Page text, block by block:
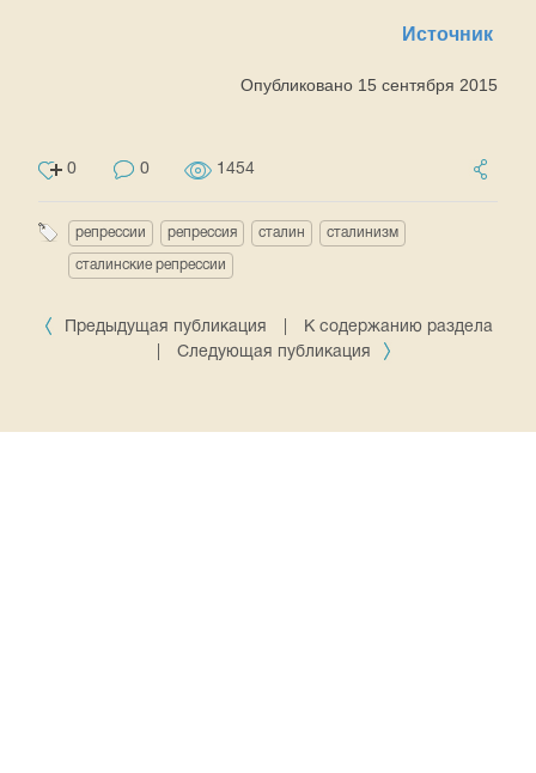
Источник
Опубликовано 15 сентября 2015
0 0 1454
репрессии репрессия сталин сталинизм
сталинские репрессии
Предыдущая публикация
К содержанию раздела
Следующая публикация